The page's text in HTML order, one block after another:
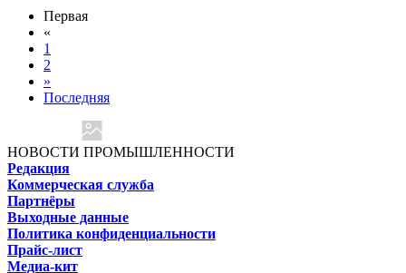
Первая
«
1
2
»
Последняя
НОВОСТИ ПРОМЫШЛЕННОСТИ
Редакция
Коммерческая служба
Партнёры
Выходные данные
Политика конфиденциальности
Прайс-лист
Медиа-кит